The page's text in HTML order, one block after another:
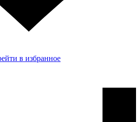
в избранное